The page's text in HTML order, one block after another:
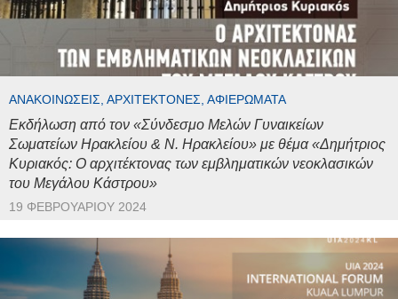
ΑΝΑΚΟΙΝΏΣΕΙΣ, ΑΡΧΙΤΈΚΤΟΝΕΣ, ΑΦΙΕΡΏΜΑΤΑ
Εκδήλωση από τον «Σύνδεσμο Μελών Γυναικείων
Σωματείων Ηρακλείου & Ν. Ηρακλείου» με θέμα «Δημήτριος
Κυριακός: Ο αρχιτέκτονας των εμβληματικών νεοκλασικών
του Μεγάλου Κάστρου»
19 ΦΕΒΡΟΥΑΡΊΟΥ 2024